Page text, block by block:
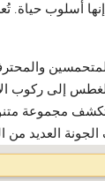
أسلوب حياة.
إلى ركوب
مجموعة
العديد من